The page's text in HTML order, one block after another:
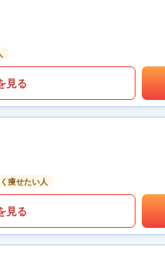
見る
痩せたい人
見る